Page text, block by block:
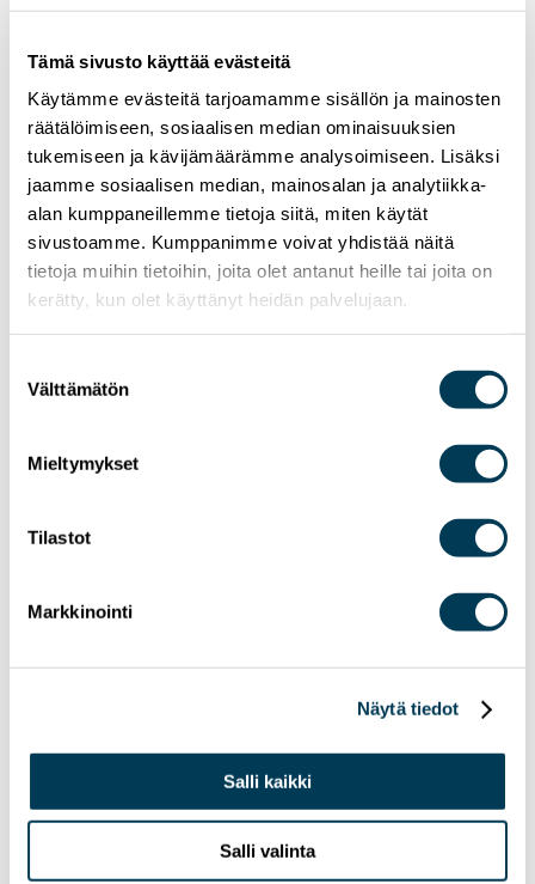
Tämä sivusto käyttää evästeitä
Käytämme evästeitä tarjoamamme sisällön ja mainosten
räätälöimiseen, sosiaalisen median ominaisuuksien
tukemiseen ja kävijämäärämme analysoimiseen. Lisäksi
jaamme sosiaalisen median, mainosalan ja analytiikka-
alan kumppaneillemme tietoja siitä, miten käytät
sivustoamme. Kumppanimme voivat yhdistää näitä
tietoja muihin tietoihin, joita olet antanut heille tai joita on
kerätty, kun olet käyttänyt heidän palvelujaan.
valinta
Välttämätön
Mieltymykset
Tilastot
Markkinointi
Näytä tiedot
Salli kaikki
Salli valinta
kotimaasta ja koulutuksesta riippumatta me
tulla kohdelluksi yhtäläisellä kunnioituksella.
Populismin nousuun vastaamme parhaiten
vastuullisuudella, koulutuksen arvostamisella,
yhteisten arvojen kunnioittamisella ja sillä, että
tosiasiat osataan ja uskalletaan erottaa
helppoheikkien heppoisista heitoista. Tästä meistä
jokainen on vastuussa.
ARVOT